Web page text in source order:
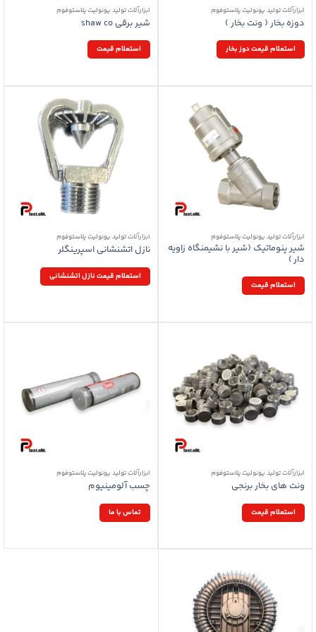
ابزارآلات تولید یونولیت پلاستوفوم
دوزه بخار ( ونت بخار )
استعلام قیمت دوز بخار
ابزارآلات تولید یونولیت پلاستوفوم
شیر برقی shaw co
استعلام قیمت
ابزارآلات تولید یونولیت پلاستوفوم
شیر پنوماتیک (شیر با نشیمنگاه زاویه
دار )
استعلام قیمت
ابزارآلات تولید یونولیت پلاستوفوم
نازل اتشنشانی اسپرینگلر
استعلام قیمت نازل اتشنشانی
ابزارآلات تولید یونولیت پلاستوفوم
ونت های بخار برنجی
استعلام قیمت
ابزارآلات تولید یونولیت پلاستوفوم
چسب آلومینیوم
تماس با ما